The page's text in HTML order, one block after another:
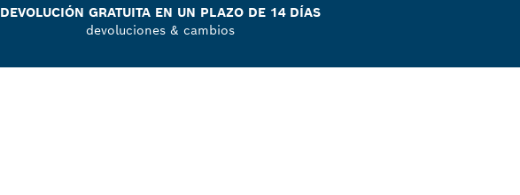
DEVOLUCIÓN GRATUITA EN UN PLAZO DE 14 DÍAS
devoluciones & cambios